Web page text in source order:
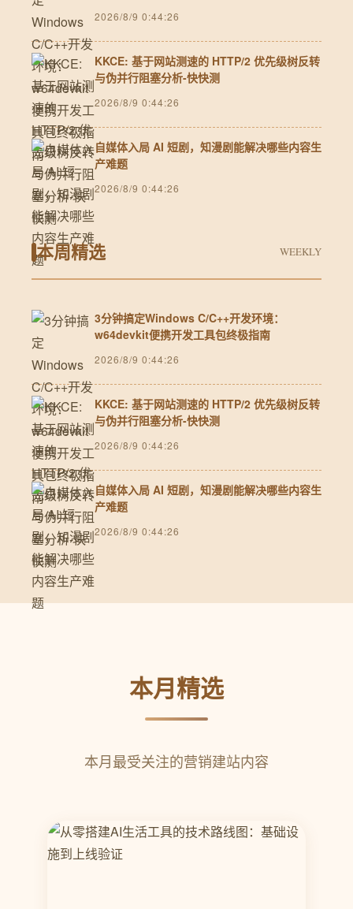
2026/8/9 0:44:26
KKCE: 基于网站测速的 HTTP/2 优先级树反转
与伪并行阻塞分析-快快测
2026/8/9 0:44:26
自媒体入局 AI 短剧，知漫剧能解决哪些内容生
产难题
2026/8/9 0:44:26
本周精选 WEEKLY
3分钟搞定Windows C/C++开发环境：
w64devkit便携开发工具包终极指南
2026/8/9 0:44:26
KKCE: 基于网站测速的 HTTP/2 优先级树反转
与伪并行阻塞分析-快快测
2026/8/9 0:44:26
自媒体入局 AI 短剧，知漫剧能解决哪些内容生
产难题
2026/8/9 0:44:26
本月精选
本月最受关注的营销建站内容